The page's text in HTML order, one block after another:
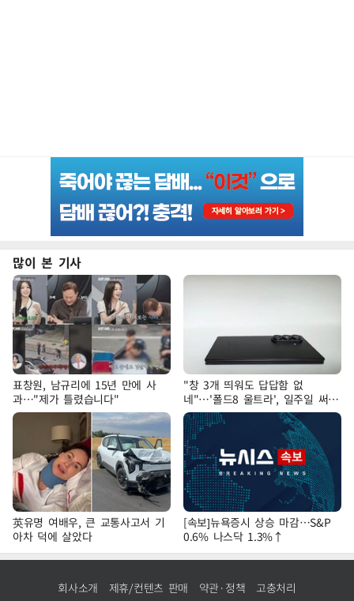
많이 본 기사
표창원, 남규리에 15년 만에 사
과…"제가 틀렸습니다"
"창 3개 띄워도 답답함 없
네"…'폴드8 울트라', 일주일 써보
니
英유명 여배우, 큰 교통사고서 기
아차 덕에 살았다
[속보]뉴욕증시 상승 마감…S&P
0.6% 나스닥 1.3%↑
회사소개 제휴/컨텐츠 판매 약관·정책 고충처리